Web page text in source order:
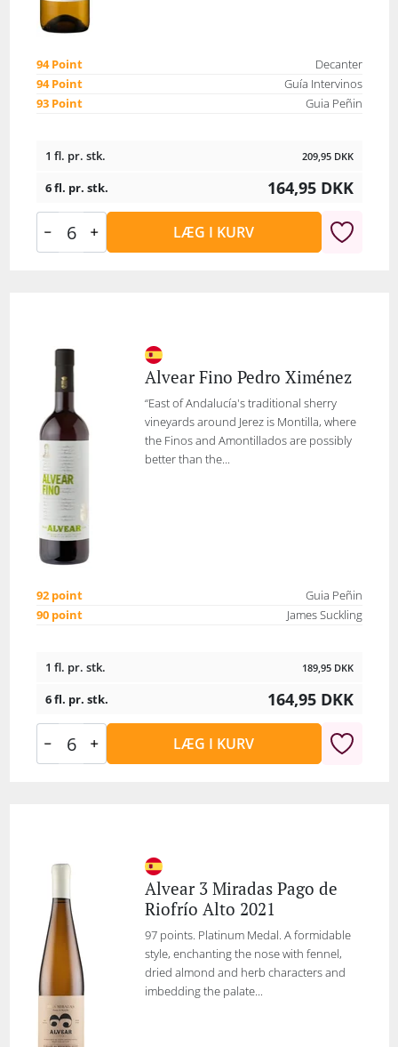
94 Point
Decanter
94 Point
Guía Intervinos
93 Point
Guia Peñin
1 fl. pr. stk. 209,95 DKK
6 fl. pr. stk. 164,95 DKK
LÆG I KURV
Alvear Fino Pedro Ximénez
“East of Andalucía's traditional sherry
vineyards around Jerez is Montilla, where
the Finos and Amontillados are possibly
better than the...
92 point
Guia Peñin
90 point
James Suckling
1 fl. pr. stk. 189,95 DKK
6 fl. pr. stk. 164,95 DKK
LÆG I KURV
Alvear 3 Miradas Pago de
Riofrío Alto 2021
97 points. Platinum Medal. A formidable
style, enchanting the nose with fennel,
dried almond and herb characters and
imbedding the palate...